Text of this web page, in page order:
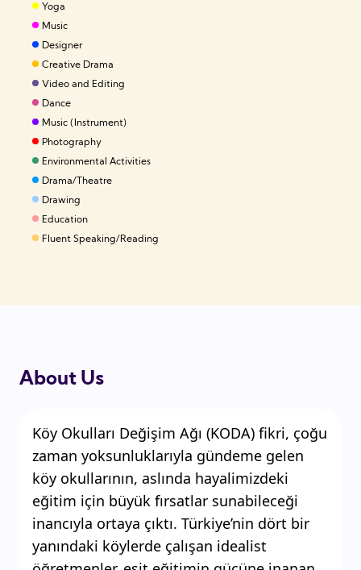
Yoga
Music
Designer
Creative Drama
Video and Editing
Dance
Music (Instrument)
Photography
Environmental Activities
Drama/Theatre
Drawing
Education
Fluent Speaking/Reading
About Us
Köy Okulları Değişim Ağı (KODA) fikri, çoğu
zaman yoksunluklarıyla gündeme gelen
köy okullarının, aslında hayalimizdeki
eğitim için büyük fırsatlar sunabileceği
inancıyla ortaya çıktı. Türkiye’nin dört bir
yanındaki köylerde çalışan idealist